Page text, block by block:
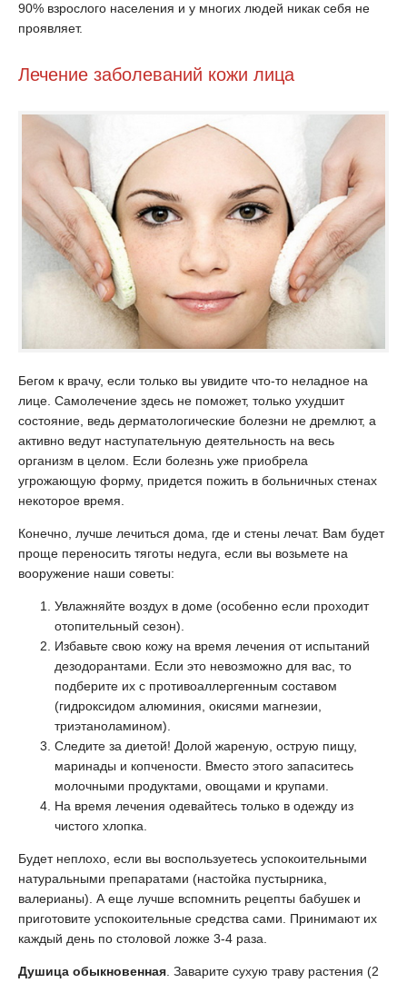
90% взрослого населения и у многих людей никак себя не
проявляет.
Лечение заболеваний кожи лица
Бегом к врачу, если только вы увидите что-то неладное на
лице. Самолечение здесь не поможет, только ухудшит
состояние, ведь дерматологические болезни не дремлют, а
активно ведут наступательную деятельность на весь
организм в целом. Если болезнь уже приобрела
угрожающую форму, придется пожить в больничных стенах
некоторое время.
Конечно, лучше лечиться дома, где и стены лечат. Вам будет
проще переносить тяготы недуга, если вы возьмете на
вооружение наши советы:
Увлажняйте воздух в доме (особенно если проходит
отопительный сезон).
Избавьте свою кожу на время лечения от испытаний
дезодорантами. Если это невозможно для вас, то
подберите их с противоаллергенным составом
(гидроксидом алюминия, окисями магнезии,
триэтаноламином).
Следите за диетой! Долой жареную, острую пищу,
маринады и копчености. Вместо этого запаситесь
молочными продуктами, овощами и крупами.
На время лечения одевайтесь только в одежду из
чистого хлопка.
Будет неплохо, если вы воспользуетесь успокоительными
натуральными препаратами (настойка пустырника,
валерианы). А еще лучше вспомнить рецепты бабушек и
приготовите успокоительные средства сами. Принимают их
каждый день по столовой ложке 3-4 раза.
Душица обыкновенная. Заварите сухую траву растения (2